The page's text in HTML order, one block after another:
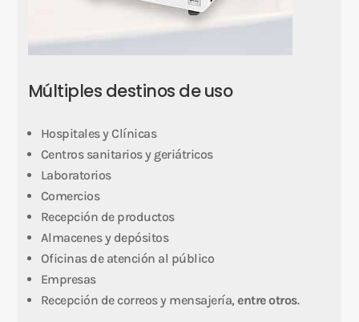
Múltiples destinos de uso
Hospitales y Clínicas
Centros sanitarios y geriátricos
Laboratorios
Comercios
Recepción de productos
Almacenes y depósitos
Oficinas de atención al público
Empresas
Recepción de correos y mensajería, entre otros.